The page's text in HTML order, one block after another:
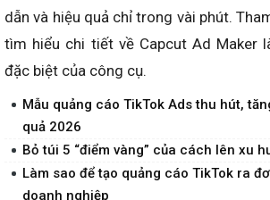
dẫn và hiệu quả chỉ trong vài phút.
tìm hiểu chi tiết về Capcut Ad Maker
đặc biệt của công cụ.
Mẫu quảng cáo TikTok Ads thu hút,
quả 2026
Bỏ túi 5 “điểm vàng” của cách lên xu
Làm sao để tạo quảng cáo TikTok ra
doanh nghiệp